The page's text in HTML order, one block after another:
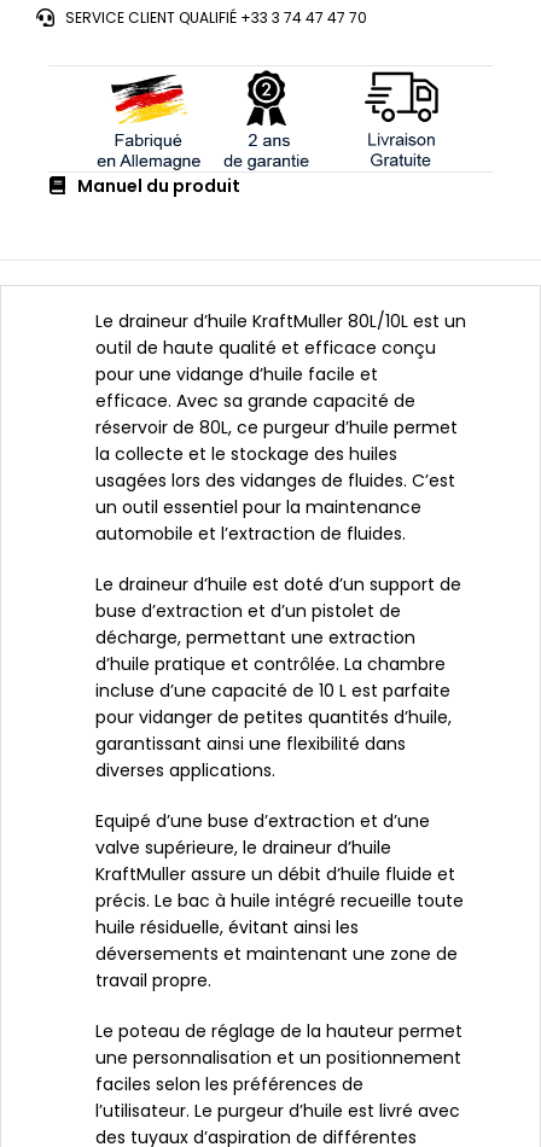
SERVICE CLIENT QUALIFIÉ +33 3 74 47 47 70
Manuel du produit
Le draineur d’huile KraftMuller 80L/10L est un
outil de haute qualité et efficace conçu
pour une vidange d’huile facile et
efficace. Avec sa grande capacité de
réservoir de 80L, ce purgeur d’huile permet
la collecte et le stockage des huiles
usagées lors des vidanges de fluides. C’est
un outil essentiel pour la maintenance
automobile et l’extraction de fluides.
Le draineur d’huile est doté d’un support de
buse d’extraction et d’un pistolet de
décharge, permettant une extraction
d’huile pratique et contrôlée. La chambre
incluse d’une capacité de 10 L est parfaite
pour vidanger de petites quantités d’huile,
garantissant ainsi une flexibilité dans
diverses applications.
Equipé d’une buse d’extraction et d’une
valve supérieure, le draineur d’huile
KraftMuller assure un débit d’huile fluide et
précis. Le bac à huile intégré recueille toute
huile résiduelle, évitant ainsi les
déversements et maintenant une zone de
travail propre.
Le poteau de réglage de la hauteur permet
une personnalisation et un positionnement
faciles selon les préférences de
l’utilisateur. Le purgeur d’huile est livré avec
des tuyaux d’aspiration de différentes